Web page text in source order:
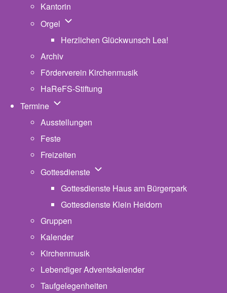
Kantorin
Orgel Unternavigation von Orgel
Herzlichen Glückwunsch Lea!
Archiv
Förderverein Kirchenmusik
HaReFS-Stiftung
Termine Unternavigation von Termine
Ausstellungen
Feste
Freizeiten
Gottesdienste Unternavigation von Gottesdienste
Gottesdienste Haus am Bürgerpark
Gottesdienste Klein Heidorn
Gruppen
Kalender
Kirchenmusik
Lebendiger Adventskalender
Taufgelegenheiten